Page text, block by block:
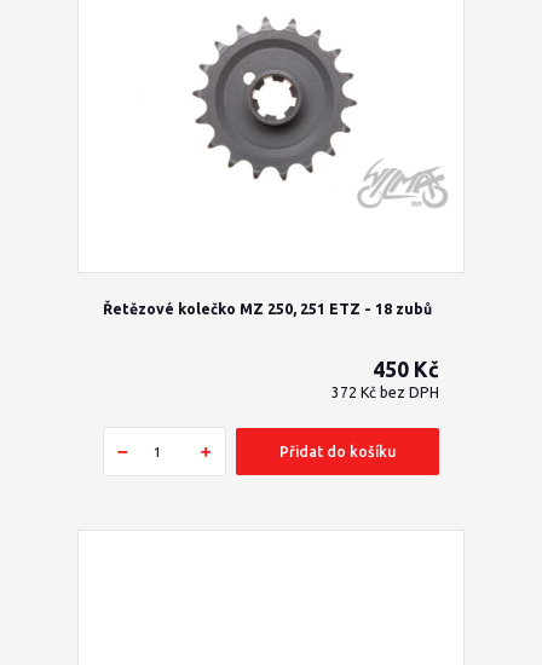
Řetězové kolečko MZ 250, 251 ETZ - 18 zubů
450 Kč
372 Kč bez DPH
Přidat do košíku